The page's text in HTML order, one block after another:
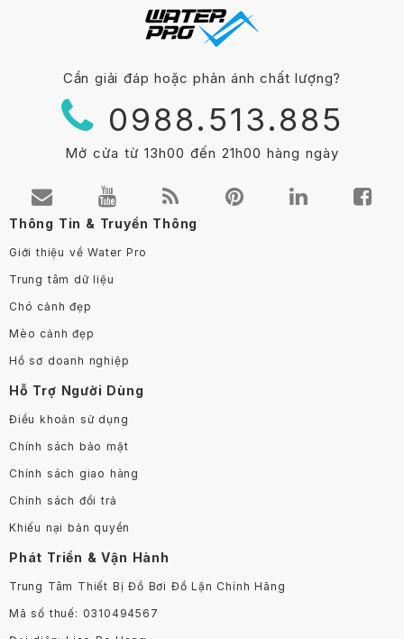
Cần giải đáp hoặc phản ánh chất lượng?
0988.513.885
Mở cửa từ 13h00 đến 21h00 hàng ngày
Thông Tin & Truyền Thông
Giới thiệu về Water Pro
Trung tâm dữ liệu
Chó cảnh đẹp
Mèo cảnh đẹp
Hồ sơ doanh nghiệp
Hỗ Trợ Người Dùng
Điều khoản sử dụng
Chính sách bảo mật
Chính sách giao hàng
Chính sách đổi trả
Khiếu nại bản quyền
Phát Triển & Vận Hành
Trung Tâm Thiết Bị Đồ Bơi Đồ Lặn Chính Hãng
Mã số thuế: 0310494567